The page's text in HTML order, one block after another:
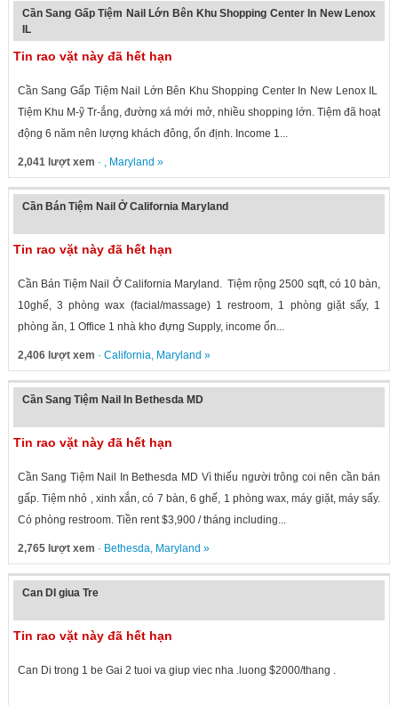
Cần Sang Gấp Tiệm Nail Lớn Bên Khu Shopping Center In New Lenox
IL
Tin rao vặt này đã hết hạn
Cần Sang Gấp Tiệm Nail Lớn Bên Khu Shopping Center In New Lenox IL
Tiệm Khu M-ỹ Tr-ắng, đường xá mới mở, nhiều shopping lớn. Tiệm đã hoạt
động 6 năm nên lượng khách đông, ổn định. Income 1...
2,041 lượt xem · , Maryland »
Cần Bán Tiệm Nail Ở California Maryland
Tin rao vặt này đã hết hạn
Cần Bán Tiệm Nail Ở California Maryland. Tiệm rộng 2500 sqft, có 10 bàn,
10ghế, 3 phòng wax (facial/massage) 1 restroom, 1 phòng giặt sấy, 1
phòng ăn, 1 Office 1 nhà kho đựng Supply, income ổn...
2,406 lượt xem · California, Maryland »
Cần Sang Tiệm Nail In Bethesda MD
Tin rao vặt này đã hết hạn
Cần Sang Tiệm Nail In Bethesda MD Vì thiếu người trông coi nên cần bán
gấp. Tiệm nhỏ , xinh xắn, có 7 bàn, 6 ghế, 1 phòng wax, máy giặt, máy sấy.
Có phòng restroom. Tiền rent $3,900 / tháng including...
2,765 lượt xem · Bethesda, Maryland »
Can DI giua Tre
Tin rao vặt này đã hết hạn
Can Di trong 1 be Gai 2 tuoi va giup viec nha .luong $2000/thang .